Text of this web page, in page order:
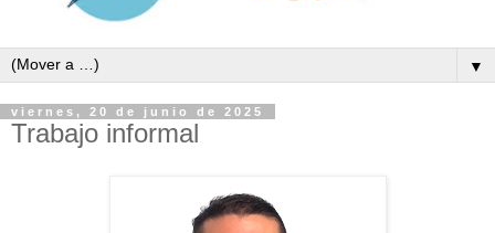
▼
viernes, 20 de junio de 2025
Trabajo informal